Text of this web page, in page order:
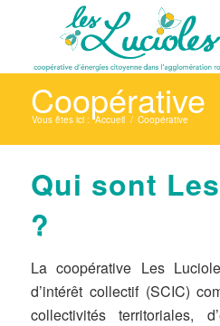
Coopérative
Vous êtes ici : Accueil / Coopérative
Qui sont
?
La coopérative Les
d’intérêt collectif (SCIC)
collectivités territoriales,